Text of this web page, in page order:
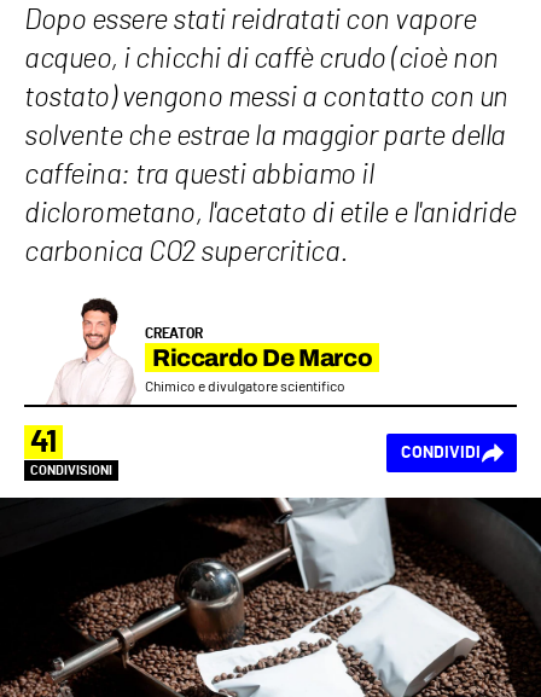
Dopo essere stati reidratati con vapore
acqueo, i chicchi di caffè crudo (cioè non
tostato) vengono messi a contatto con un
solvente che estrae la maggior parte della
caffeina: tra questi abbiamo il
diclorometano, l'acetato di etile e l'anidride
carbonica CO2 supercritica.
CREATOR
Riccardo De Marco
Chimico e divulgatore scientifico
41
CONDIVISIONI
CONDIVIDI